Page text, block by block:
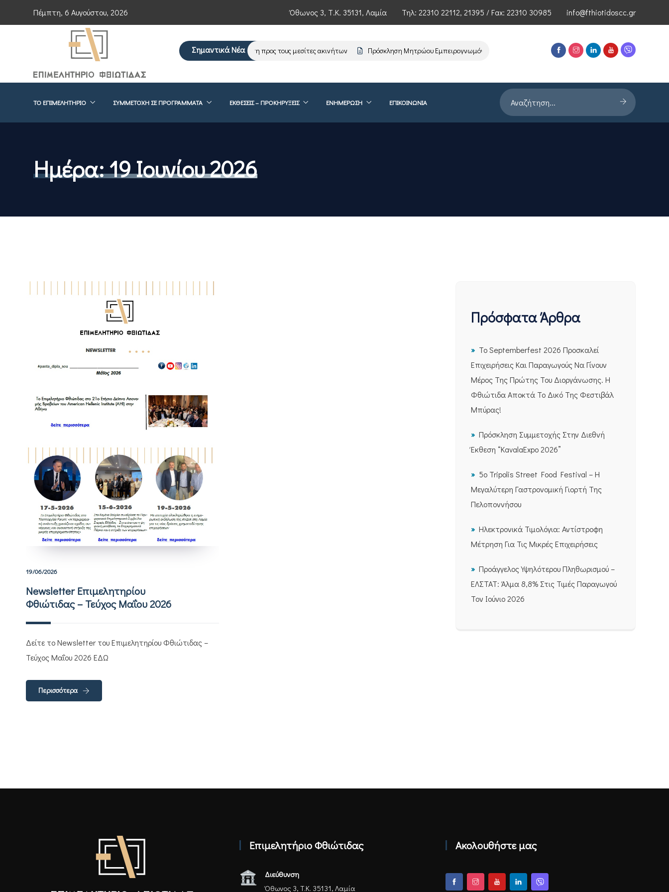
Πέμπτη, 6 Αυγούστου, 2026 Όθωνος 3, Τ.Κ. 35131, Λαμία Τηλ: 22310 22112, 21395 / Fax: 22310 30985 info@fthiotidoscc.gr
Σημαντικά Νέα
Επείγουσα ενημέρωση προς τους μεσίτες ακινήτων Πρόσκληση Μητρώου Εμπειρογνωμόνων Τεχνολογιών Αιχμής του ΕΦΕΠΑΕ Παρουσίαση
ΤΟ ΕΠΙΜΕΛΗΤΉΡΙΟ ΣΥΜΜΕΤΟΧΉ ΣΕ ΠΡΟΓΡΆΜΜΑΤΑ ΕΚΘΕΣΕΙΣ – ΠΡΟΚΗΡΥΞΕΙΣ ΕΝΗΜΈΡΩΣΗ ΕΠΙΚΟΙΝΩΝΊΑ
Ημέρα:19 Ιουνίου 2026
19/06/2026
Newsletter Επιμελητηρίου
Φθιώτιδας – Τεύχος Μαΐου 2026
Δείτε το Newsletter του Επιμελητηρίου Φθιώτιδας –
Τεύχος Μαΐου 2026 ΕΔΩ
Περισσότερα
Πρόσφατα Άρθρα
Το Septemberfest 2026 Προσκαλεί
Επιχειρήσεις Και Παραγωγούς Να Γίνουν
Μέρος Της Πρώτης Του Διοργάνωσης. Η
Φθιώτιδα Αποκτά Το Δικό Της Φεστιβάλ
Μπύρας!
Πρόσκληση Συμμετοχής Στην Διεθνή
Έκθεση “KavalaExpo 2026”
5ο Tripolis Street Food Festival – Η
Μεγαλύτερη Γαστρονομική Γιορτή Της
Πελοποννήσου
Ηλεκτρονικά Τιμολόγια: Αντίστροφη
Μέτρηση Για Τις Μικρές Επιχειρήσεις
Προάγγελος Υψηλότερου Πληθωρισμού –
ΕΛΣΤΑΤ: Άλμα 8,8% Στις Τιμές Παραγωγού
Τον Ιούνιο 2026
Επιμελητήριο Φθιώτιδας
Διεύθυνση
Όθωνος 3, Τ.Κ. 35131, Λαμία
Ακολουθήστε μας